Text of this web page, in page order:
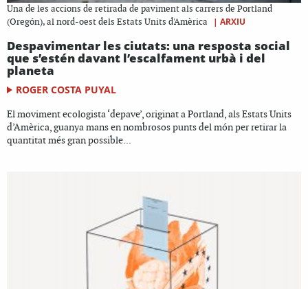
Una de les accions de retirada de paviment als carrers de Portland
(Oregón), al nord-oest dels Estats Units d'Amèrica
| ARXIU
Despavimentar les ciutats: una resposta social
que s’estén davant l’escalfament urbà i del
planeta
ROGER COSTA PUYAL
El moviment ecologista ‘depave’, originat a Portland, als Estats Units
d’Amèrica, guanya mans en nombrosos punts del món per retirar la
quantitat més gran possible...